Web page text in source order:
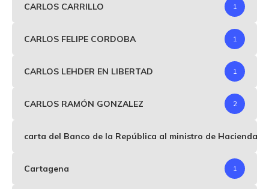
CARLOS CARRILLO 1
CARLOS FELIPE CORDOBA 1
CARLOS LEHDER EN LIBERTAD 1
CARLOS RAMÓN GONZALEZ 2
carta del Banco de la República al ministro de Hacienda
Cartagena 1